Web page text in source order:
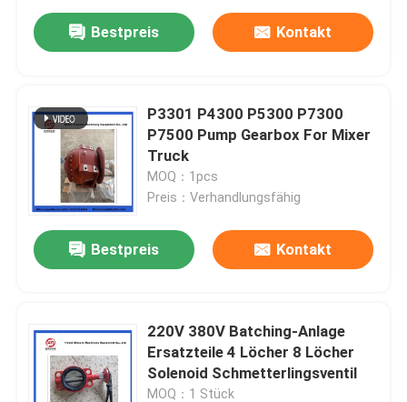
Bestpreis Kontakt
P3301 P4300 P5300 P7300
P7500 Pump Gearbox For Mixer
Truck
MOQ：1pcs
Preis：Verhandlungsfähig
Bestpreis Kontakt
220V 380V Batching-Anlage
Ersatzteile 4 Löcher 8 Löcher
Solenoid Schmetterlingsventil
MOQ：1 Stück